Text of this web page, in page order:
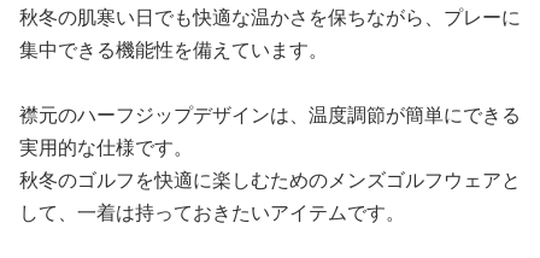
秋冬の肌寒い日でも快適な温かさを保ちながら、プレーに
集中できる機能性を備えています。
襟元のハーフジップデザインは、温度調節が簡単にできる
実用的な仕様です。
秋冬のゴルフを快適に楽しむためのメンズゴルフウェアと
して、一着は持っておきたいアイテムです。